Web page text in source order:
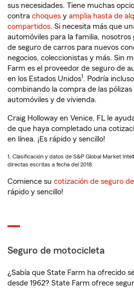
sus necesidades. Tiene muchas
contra choques y amplia hasta de
compartidos. Si necesita más que
automóviles para la familia,
de seguro de carros para nuevos
negocios, coleccionistas y más. Sin
Farm es el proveedor de seguro de
en los Estados Unidos1 . Podría
combinando la compra de las pólizas
automóviles y de vivienda.
Craig Holloway en Venice, FL le
de que haya completado una
en línea. ¡Es rápido y sencillo!
1. Clasificación y datos de S&P Global Market
directas escritas a fecha del 2018.
Comience su cotización de seguro
rápido y sencillo!
Seguro de motocicleta
¿Sabía que State Farm ha ofrecido
desde 1962? State Farm ofrece